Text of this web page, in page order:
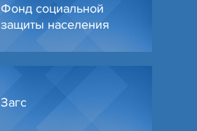
Фонд социальной
защиты населения
Загс